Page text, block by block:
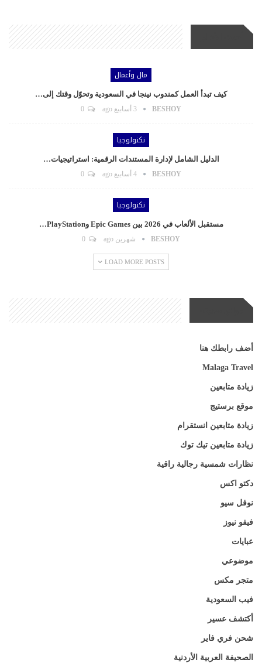
مال وأعمال
كيف تبدأ العمل كمندوب نينجا في السعودية وتحوّل وقتك إلى…
BESHOY 3 أسابيع ago
تكنولوجيا
الدليل الشامل لإدارة المستندات الرقمية: استراتيجيات…
BESHOY 4 أسابيع ago
تكنولوجيا
مستقبل الألعاب في 2026 بين Epic Games وPlayStation…
BESHOY شهرين ago
LOAD MORE POSTS
أضف رابطك هنا
Malaga Travel
زيادة متابعين
موقع برستيج
زيادة متابعين انستقرام
زيادة متابعين تيك توك
نظارات شمسية رجالية راقية
دكتو اكس
نوفل سيو
فيفو نيوز
عبايات
موضوعي
متجر مكس
فيب السعودية
أكتشف عسير
شحن فري فاير
الصحيفة العربية الأردنية